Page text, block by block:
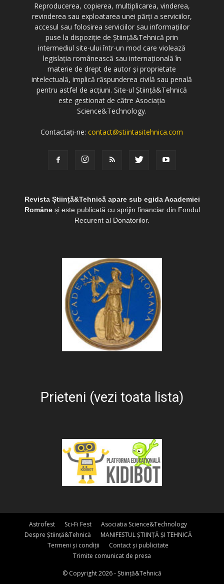
Reproducerea, copierea, multiplicarea, vinderea,
revinderea sau exploatarea unei părți a serviciilor,
accesul sau folosirea serviciilor sau informațiilor
puse la dispoziție de Știință&Tehnică prin
intermediul site-ului într-un mod care violează
legislația românească sau internațională în
materie de drept de autor și proprietate
intelectuală, implică răspunderea civilă sau penală
pentru astfel de acțiuni. Site-ul Știință&Tehnică
este gestionat de către Asociația
Science&Technology.
Contactați-ne:contact@stiintasitehnica.com
Revista Știință&Tehnică apare sub egida Academiei
Româneși este publicată cu sprijin financiar din Fondul
Recurent al Donatorilor.
Prieteni (vezi toata lista)
Astrofest Sci-Fi Fest
Asociatia Science&Technology
Despre Știință&Tehnică
MANIFESTUL ȘTIINȚĂ ȘI TEHNICĂ
Termeni și condiții
Contact și publicitate
Trimite comunicat de presa
© Copyright 2026 - Știință&Tehnică